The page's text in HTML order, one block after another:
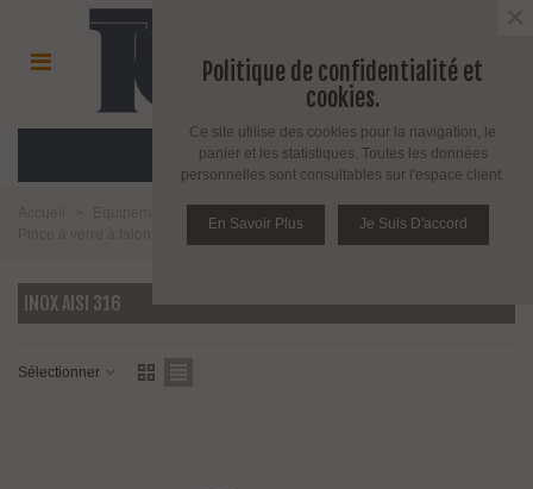
MENU
INOX AISI 316
Sélectionner
Politique de confidentialité et
cookies.
Ce site utilise des cookies pour la navigation, le
panier et les statistiques. Toutes les données
personnelles sont consultables sur l'espace client.
En Savoir Plus Je Suis D'accord